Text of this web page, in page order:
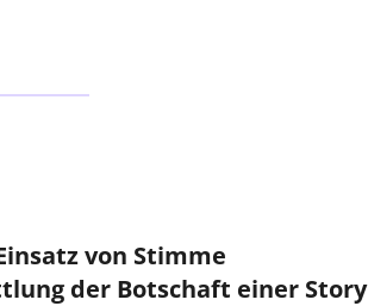
von Stimme
der Botschaft einer Story